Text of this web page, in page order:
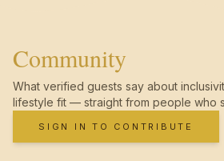
Community
What verified guests say about
lifestyle fit — straight from people who
SIGN IN TO CONTRIBUTE